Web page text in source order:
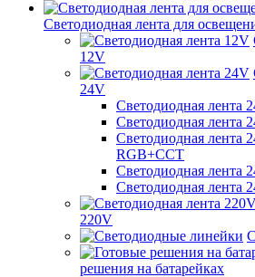
Светодиодная лента для
12V
24V
Светодиодная лента
Светодиодная лента
Светодиодная лента
RGB+CCT
Светодиодная лента
Светодиодная лента
220V
решения на батарейках